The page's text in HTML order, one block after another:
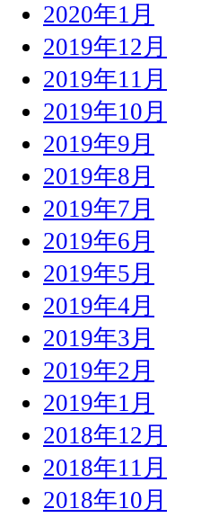
2020年1月
2019年12月
2019年11月
2019年10月
2019年9月
2019年8月
2019年7月
2019年6月
2019年5月
2019年4月
2019年3月
2019年2月
2019年1月
2018年12月
2018年11月
2018年10月